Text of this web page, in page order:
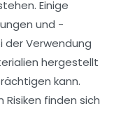
Einige
und -
der Verwendung
hergestellt
kann.
finden sich